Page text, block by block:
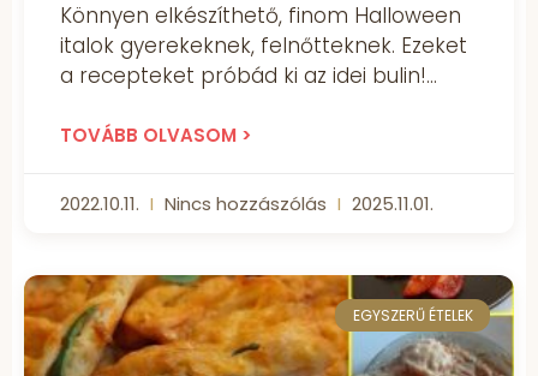
Könnyen elkészíthető, finom Halloween
italok gyerekeknek, felnőtteknek. Ezeket
a recepteket próbád ki az idei bulin!
TOVÁBB OLVASOM >
2022.10.11. Nincs hozzászólás 2025.11.01.
EGYSZERŰ ÉTELEK